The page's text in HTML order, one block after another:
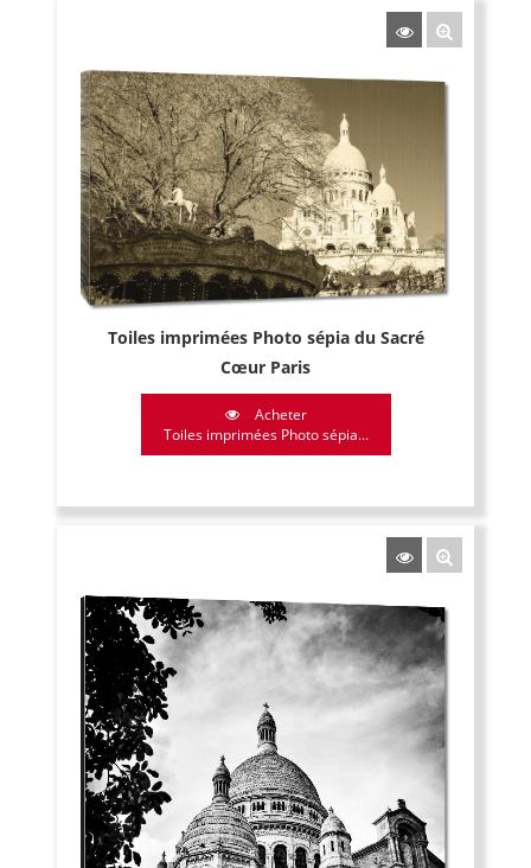
Toiles imprimées Photo sépia du Sacré
Cœur Paris
Acheter
Toiles imprimées Photo sépia...